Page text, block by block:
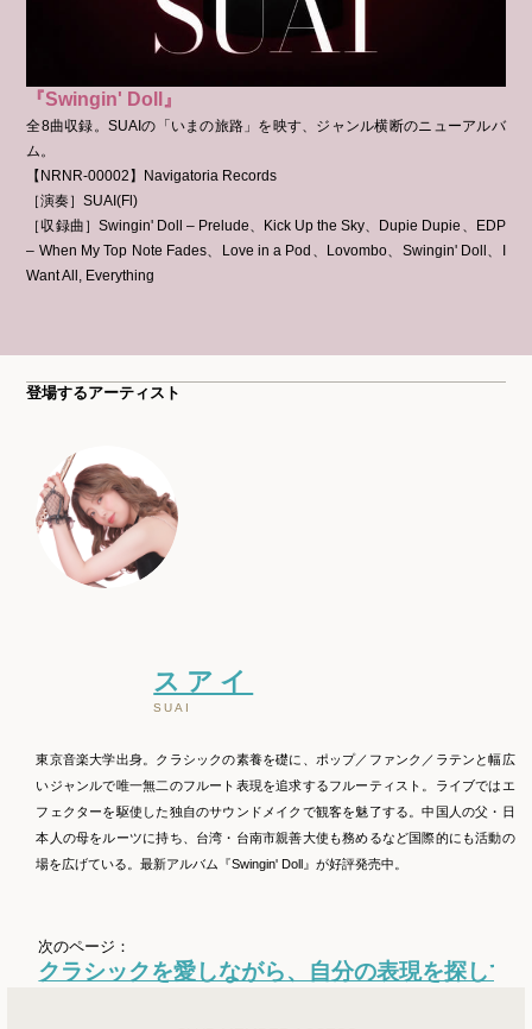
『Swingin' Doll』
全8曲収録。SUAIの「いまの旅路」を映す、ジャンル横断のニューアルバ
ム。
【NRNR-00002】Navigatoria Records
［演奏］SUAI(Fl)
［収録曲］Swingin' Doll – Prelude、Kick Up the Sky、Dupie Dupie、EDP
– When My Top Note Fades、Love in a Pod、Lovombo、Swingin' Doll、I
Want All, Everything
登場するアーティスト
スアイ
SUAI
東京音楽大学出身。クラシックの素養を礎に、ポップ／ファンク／ラテンと幅広
いジャンルで唯一無二のフルート表現を追求するフルーティスト。ライブではエ
フェクターを駆使した独自のサウンドメイクで観客を魅了する。中国人の父・日
本人の母をルーツに持ち、台湾・台南市親善大使も務めるなど国際的にも活動の
場を広げている。最新アルバム『Swingin' Doll』が好評発売中。
次のページ：
クラシックを愛しながら、自分の表現を探して